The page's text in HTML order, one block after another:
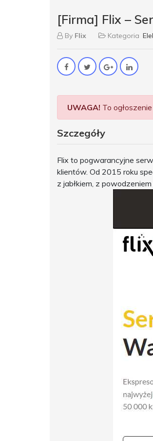
[Firma] Flix –
By Flix Kategoria
UWAGA! To
Szczegóły
Flix to pogwarancyjne
klientów. Od 2015 roku
z jabłkiem, z